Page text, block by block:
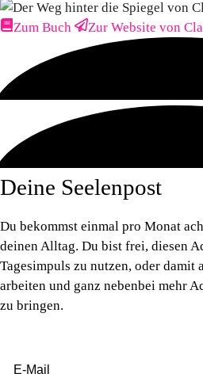
Zum Buch Zur Website von
Deine Seelenpost
Du bekommst einmal pro Monat
deinen Alltag. Du bist frei, diesen
Tagesimpuls zu nutzen, oder damit
arbeiten und ganz nebenbei mehr
zu bringen.
E-Mail